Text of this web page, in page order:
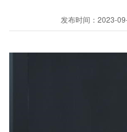
发布时间：2023-